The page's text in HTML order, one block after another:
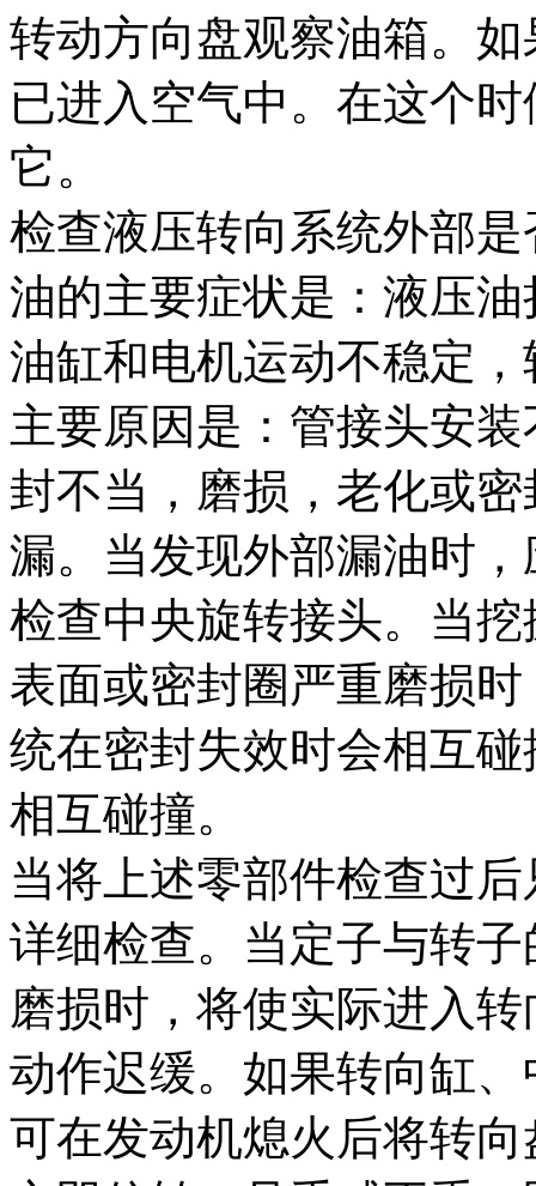
转动方向盘观察油箱。
已进入空气中。在这个
它。
检查液压转向系统外部
油的主要症状是：液压
油缸和电机运动不稳定
主要原因是：管接头安
封不当，磨损，老化或
漏。当发现外部漏油时
检查中央旋转接头。当
表面或密封圈严重磨损
统在密封失效时会相互
相互碰撞。
当将上述零部件检查过
详细检查。当定子与转
磨损时，将使实际进入
动作迟缓。如果转向缸
可在发动机熄火后将转